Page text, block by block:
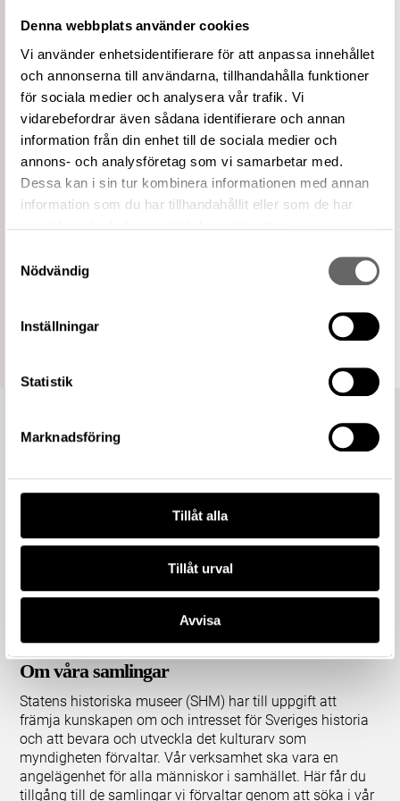
Denna webbplats använder cookies
Vi använder enhetsidentifierare för att anpassa innehållet
och annonserna till användarna, tillhandahålla funktioner
för sociala medier och analysera vår trafik. Vi
vidarebefordrar även sådana identifierare och annan
information från din enhet till de sociala medier och
annons- och analysföretag som vi samarbetar med.
Dessa kan i sin tur kombinera informationen med annan
information som du har tillhandahållit eller som de har
Nödvändig
Inställningar
Statistik
Marknadsföring
Tillåt alla
Tillåt urval
Avvisa
term
Spjutspets
Definition
Typologi för spjutspetsar utvecklad av Jan
Petersen 1919.
Litteratur
De Norske Vikingesverd: En Typologisk-
Kronologisk Studie Over Vikingetidens
Vaaben, sid. 28 (Petersen, Jan)
Relaterade
föremål
Visa 2 relaterade föremål
https://samlingar.shm.se/term/BB3A8E7B-
E08E-46EE-AF90-5CA5A94F7A2E
All textinformation (metadata) på denna sida är fri att
Mer information om licenser hos Statens historiska museer.
Om våra samlingar
Statens historiska museer (SHM) har till uppgift att
främja kunskapen om och intresset för Sveriges historia
och att bevara och utveckla det kulturarv som
myndigheten förvaltar. Vår verksamhet ska vara en
angelägenhet för alla människor i samhället. Här får du
tillgång till de samlingar vi förvaltar genom att söka i vår